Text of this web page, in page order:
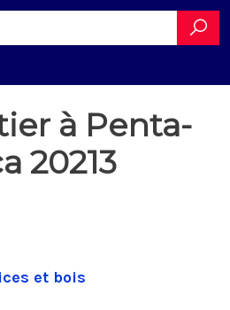
à Penta-
20213
et bois